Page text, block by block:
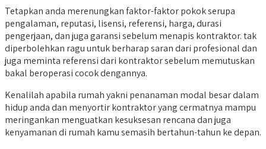
Tetapkan anda merenungkan faktor-faktor pokok serupa
pengalaman, reputasi, lisensi, referensi, harga, durasi
pengerjaan, dan juga garansi sebelum menapis kontraktor. tak
diperbolehkan ragu untuk berharap saran dari profesional dan
juga meminta referensi dari kontraktor sebelum memutuskan
bakal beroperasi cocok dengannya.
Kenalilah apabila rumah yakni penanaman modal besar dalam
hidup anda dan menyortir kontraktor yang cermatnya mampu
meringankan menguatkan kesuksesan rencana dan juga
kenyamanan di rumah kamu semasih bertahun-tahun ke depan.